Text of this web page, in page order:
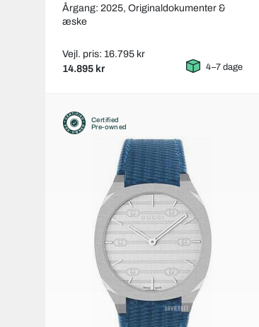
Årgang: 2025, Originaldokumenter &
æske
Vejl. pris: 16.795 kr
14.895 kr 4–7 dage
Certified
Pre-owned